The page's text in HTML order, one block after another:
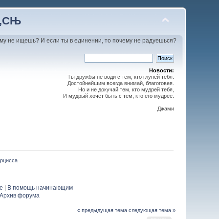
не ищешь? И если ты в единении, то почему не радуешься?
Новости:
Ты дружбы не води с тем, кто глупей тебя.
Достойнейшим всегда внимай, благоговея.
Но и не докучай тем, кто мудрей тебя,
И мудрый хочет быть с тем, кто его мудрее.
Джами
В помощь начинающим
Архив форума
« предыдущая тема следующая тема »